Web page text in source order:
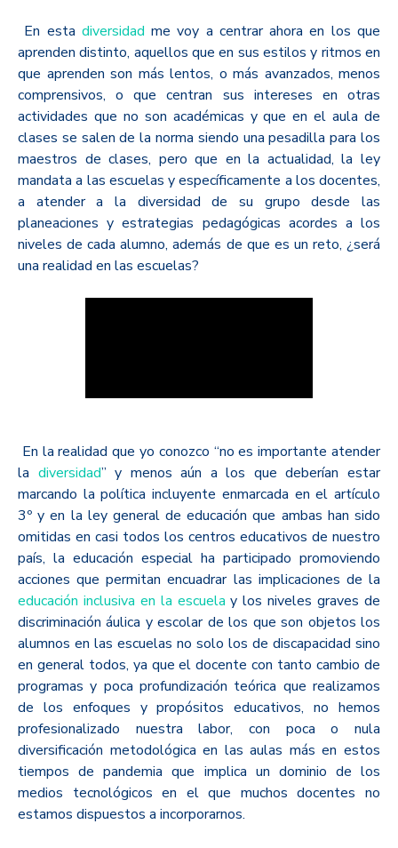
En esta diversidad me voy a centrar ahora en los que
aprenden distinto, aquellos que en sus estilos y ritmos en
que aprenden son más lentos, o más avanzados, menos
comprensivos, o que centran sus intereses en otras
actividades que no son académicas y que en el aula de
clases se salen de la norma siendo una pesadilla para los
maestros de clases, pero que en la actualidad, la ley
mandata a las escuelas y específicamente a los docentes,
a atender a la diversidad de su grupo desde las
planeaciones y estrategias pedagógicas acordes a los
niveles de cada alumno, además de que es un reto, ¿será
una realidad en las escuelas?
En la realidad que yo conozco “no es importante atender
la diversidad” y menos aún a los que deberían estar
marcando la política incluyente enmarcada en el artículo
3º y en la ley general de educación que ambas han sido
omitidas en casi todos los centros educativos de nuestro
país, la educación especial ha participado promoviendo
acciones que permitan encuadrar las implicaciones de la
educación inclusiva en la escuela y los niveles graves de
discriminación áulica y escolar de los que son objetos los
alumnos en las escuelas no solo los de discapacidad sino
en general todos, ya que el docente con tanto cambio de
programas y poca profundización teórica que realizamos
de los enfoques y propósitos educativos, no hemos
profesionalizado nuestra labor, con poca o nula
diversificación metodológica en las aulas más en estos
tiempos de pandemia que implica un dominio de los
medios tecnológicos en el que muchos docentes no
estamos dispuestos a incorporarnos.